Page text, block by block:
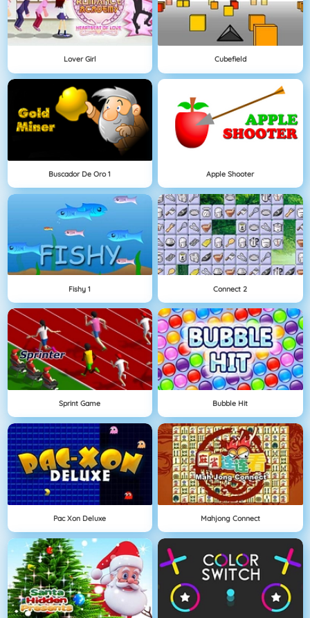
Lover Girl Cubefield
Buscador De Oro 1 Apple Shooter
Fishy 1 Connect 2
Sprint Game Bubble Hit
Pac Xon Deluxe Mahjong Connect